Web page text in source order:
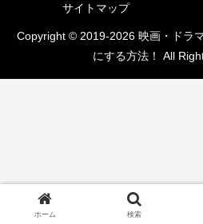
サイトマップ
Copyright © 2019-2026 映画・ドラ
にする方法！ All
ホーム 検索